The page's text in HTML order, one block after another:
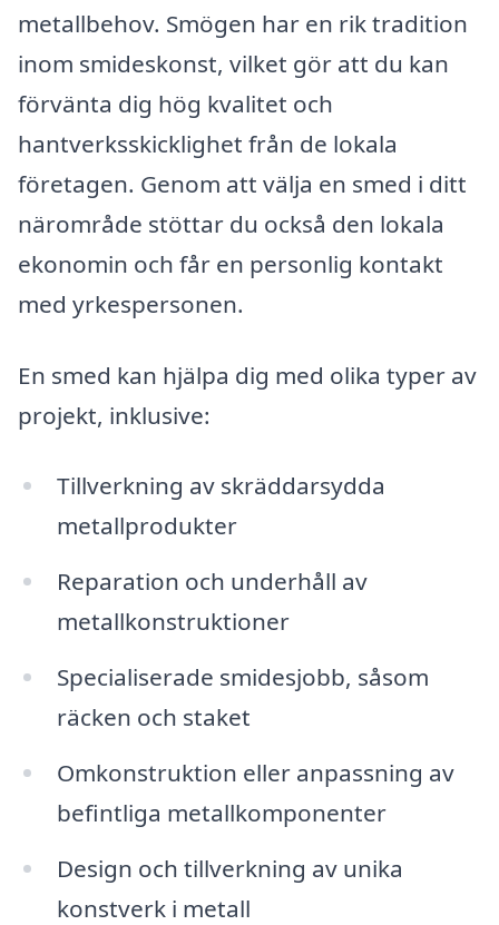
metallbehov. Smögen har en rik tradition
inom smideskonst, vilket gör att du kan
förvänta dig hög kvalitet och
hantverksskicklighet från de lokala
företagen. Genom att välja en smed i ditt
närområde stöttar du också den lokala
ekonomin och får en personlig kontakt
med yrkespersonen.
En smed kan hjälpa dig med olika typer av
projekt, inklusive:
Tillverkning av skräddarsydda
metallprodukter
Reparation och underhåll av
metallkonstruktioner
Specialiserade smidesjobb, såsom
räcken och staket
Omkonstruktion eller anpassning av
befintliga metallkomponenter
Design och tillverkning av unika
konstverk i metall